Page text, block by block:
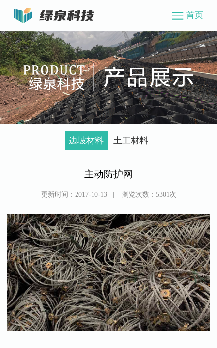
首页
边坡材料 土工材料
主动防护网
更新时间： 2017-10-13| 浏览次数： 5301次